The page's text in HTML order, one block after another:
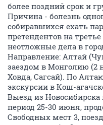
более поздний срок и
Причина - болезнь
собиравшихся ехать
претендентов на
неотложные дела в
Направление: Алтай
заездом в Монголию (2
Ховда, Сагсай). По
экскурсии в Кош-
Выезд из
период 25-30 июня,
Свободных мест 3,